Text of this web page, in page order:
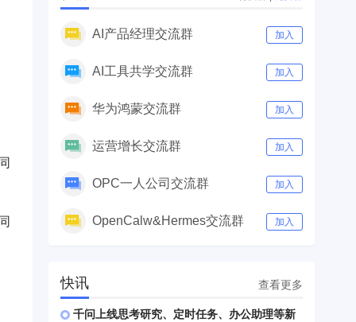
AI产品经理交流群 加入
AI工具共学交流群 加入
华为鸿蒙交流群 加入
运营增长交流群 加入
OPC一人公司交流群 加入
OpenCalw&Hermes交流群 加入
快讯 查看更多
千问上线思考研究、定时任务、办公助理等新